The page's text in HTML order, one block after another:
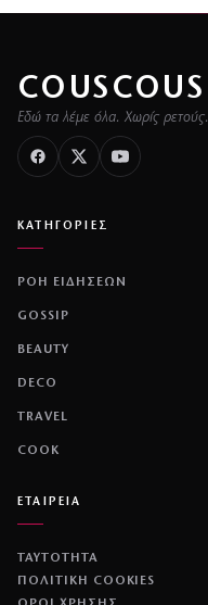
COUSCOUS
Εδώ τα λέμε όλα. Χωρίς ρετούς.
ΚΑΤΗΓΟΡΙΕΣ
ΡΟΗ ΕΙΔΗΣΕΩΝ
GOSSIP
BEAUTY
DECO
TRAVEL
COOK
ΕΤΑΙΡΕΙΑ
ΤΑΥΤΟΤΗΤΑ
ΠΟΛΙΤΙΚΉ COOKIES